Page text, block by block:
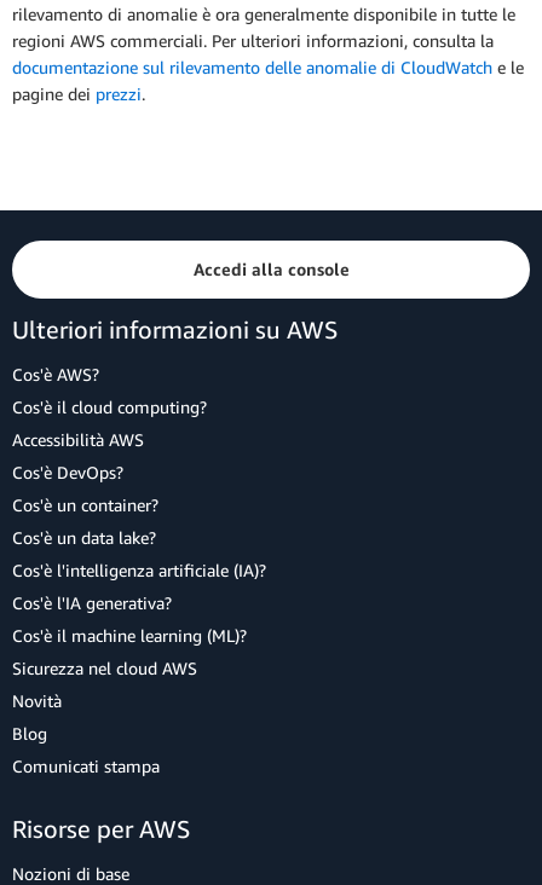
rilevamento di anomalie è ora generalmente disponibile in tutte le
regioni AWS commerciali. Per ulteriori informazioni, consulta la
documentazione sul rilevamento delle anomalie di CloudWatch e le
pagine dei prezzi.
Accedi alla console
Ulteriori informazioni su AWS
Cos'è AWS?
Cos'è il cloud computing?
Accessibilità AWS
Cos'è DevOps?
Cos'è un container?
Cos'è un data lake?
Cos'è l'intelligenza artificiale (IA)?
Cos'è l'IA generativa?
Cos'è il machine learning (ML)?
Sicurezza nel cloud AWS
Novità
Blog
Comunicati stampa
Risorse per AWS
Nozioni di base